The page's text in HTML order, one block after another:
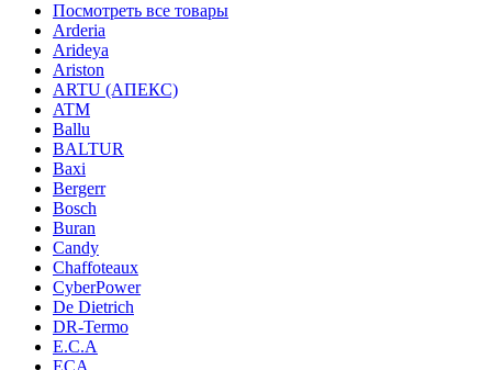
Посмотреть все товары
Arderia
Arideya
Ariston
ARTU (АПЕКС)
ATM
Ballu
BALTUR
Baxi
Bergerr
Bosch
Buran
Candy
Chaffoteaux
CyberPower
De Dietrich
DR-Termo
E.C.A
ECA